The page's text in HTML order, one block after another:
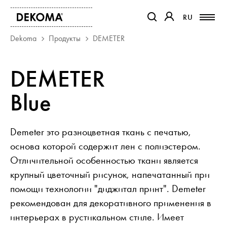
RU
RU
ПРОДУКТЫ
ЖУРНАЛ
О НАС
КОНТАКТ
ПАРТНЕРЫ
Dekoma Продукты DEMETER
DEMETER
Blue
Demeter это разноцветная ткань с печатью,
основа которой содержит лен с полиэстером.
Отличительной особенностью ткани является
крупный цветочный рисунок, напечатанный при
помощи технологии "диджитал принт". Demeter
рекомендован для декоративного применения в
интерьерах в рустикальном стиле. Имеет